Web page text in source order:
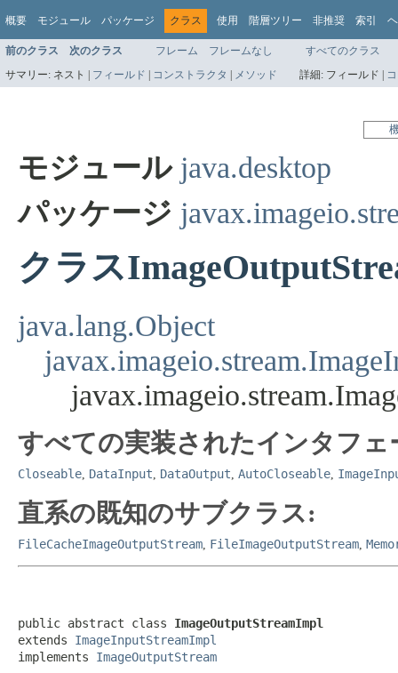
概要 モジュール パッケージ クラス 使用 階層ツリー 非推奨 索引
前のクラス 次のクラス フレーム フレームなし
すべてのクラス
サマリー: ネスト | フィールド | コンストラクタ | メソッド 詳細: フィールド |
モジュール java.desktop
パッケージ
クラス
java.lang.Object
すべての実装されたインタフェ
Closeable, DataInput, DataOutput, AutoCloseable,
直系の既知のサブクラス:
FileCacheImageOutputStream, FileImageOutputStream,
public abstract class ImageOutputStreamImpl
extends ImageInputStreamImpl
implements ImageOutputStream